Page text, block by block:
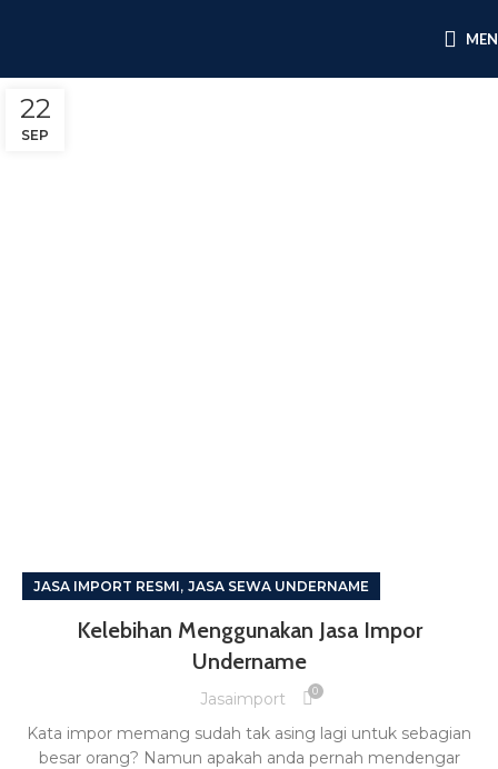
22
SEP
JASA IMPORT RESMI, JASA SEWA UNDERNAME
Kelebihan Menggunakan Jasa Impor
Undername
Jasaimport 0
Kata impor memang sudah tak asing lagi untuk sebagian
besar orang? Namun apakah anda pernah mendengar